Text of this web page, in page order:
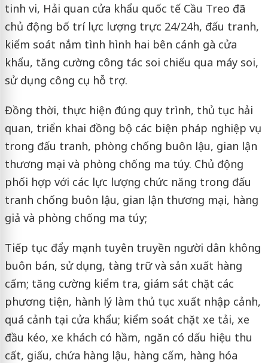
tinh vi, Hải quan cửa khẩu quốc tế Cầu Treo đã
chủ động bố trí lực lượng trực 24/24h, đấu tranh,
kiểm soát nắm tình hình hai bên cánh gà cửa
khẩu, tăng cường công tác soi chiếu qua máy soi,
sử dụng công cụ hỗ trợ.
Đồng thời, thực hiện đúng quy trình, thủ tục hải
quan, triển khai đồng bộ các biện pháp nghiệp vụ
trong đấu tranh, phòng chống buôn lậu, gian lận
thương mại và phòng chống ma túy. Chủ động
phối hợp với các lực lượng chức năng trong đấu
tranh chống buôn lậu, gian lận thương mại, hàng
giả và phòng chống ma túy;
Tiếp tục đẩy mạnh tuyên truyền người dân không
buôn bán, sử dụng, tàng trữ và sản xuất hàng
cấm; tăng cường kiểm tra, giám sát chặt các
phương tiện, hành lý làm thủ tục xuất nhập cảnh,
quá cảnh tại cửa khẩu; kiểm soát chặt xe tải, xe
đầu kéo, xe khách có hầm, ngăn có dấu hiệu thu
cất, giấu, chứa hàng lậu, hàng cấm, hàng hóa